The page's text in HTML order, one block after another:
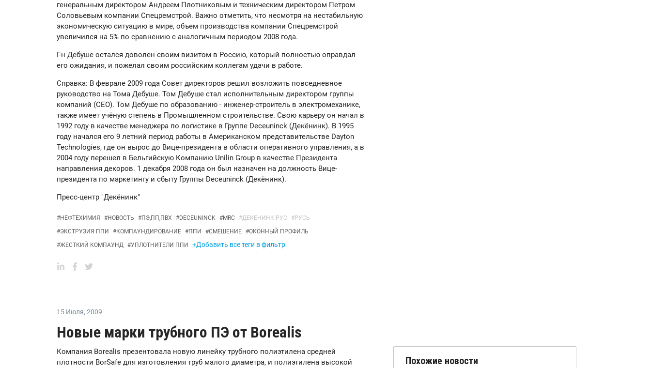
генеральным директором Андреем Плотниковым и техническим директором Петром
Соловьевым компании Спецремстрой. Важно отметить, что несмотря на нестабильную
экономическую ситуацию в мире, объем производства компании Спецремстрой
увеличился на 5% по сравнению с аналогичным периодом 2008 года.
Г-н Дебуше остался доволен своим визитом в Россию, который полностью оправдал
его ожидания, и пожелал своим российским коллегам удачи в работе.
Справка: В феврале 2009 года Совет директоров решил возложить повседневное
руководство на Тома Дебуше. Том Дебуше стал исполнительным директором группы
компаний (CEO). Том Дебуше по образованию - инженер-строитель в электромеханике,
также имеет учёную степень в Промышленном строительстве. Свою карьеру он начал в
1992 году в качестве менеджера по логистике в Группе Deceuninck (Декёнинк). В 1995
году начался его 9 летний период работы в Американском представительстве Dayton
Technologies, где он вырос до Вице-президента в области оперативного управления, а в
2004 году перешел в Бельгийскую Компанию Unilin Group в качестве Президента
направления декоров. 1 декабря 2008 года он был назначен на должность Вице-
президента по маркетингу и сбыту Группы Deceuninck (Декёнинк).
Пресс-центр "Декёнинк"
#НЕФТЕХИМИЯ #НОВОСТЬ #ПЭ,ПП,ПВХ #DECEUNINCK #MRC #ДЕКЕНИНК РУС #РУСЬ
#ЭКСТРУЗИЯ ППИ #КОМПАУНДИРОВАНИЕ #ППИ #СМЕШЕНИЕ #ОКОННЫЙ ПРОФИЛЬ
#ЖЕСТКИЙ КОМПАУНД #УПЛОТНИТЕЛИ ППИ +Добавить все теги в фильтр
15 Июля, 2009
Новые марки трубного ПЭ от Borealis
Компания Borealis презентовала новую линейку трубного полиэтилена средней
плотности BorSafe для изготовления труб малого диаметра, и полиэтилена высокой
Похожие новости